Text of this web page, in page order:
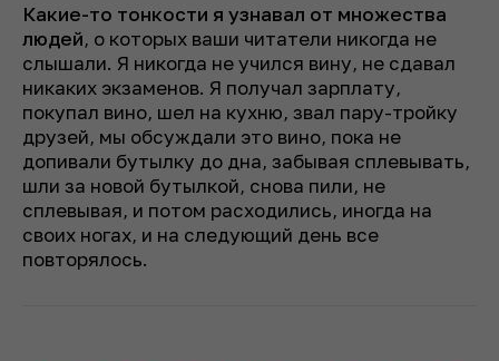
Какие-то тонкости я узнавал от множества
людей, о которых ваши читатели никогда не
слышали. Я никогда не учился вину, не сдавал
никаких экзаменов. Я получал зарплату,
покупал вино, шел на кухню, звал пару-тройку
друзей, мы обсуждали это вино, пока не
допивали бутылку до дна, забывая сплевывать,
шли за новой бутылкой, снова пили, не
сплевывая, и потом расходились, иногда на
своих ногах, и на следующий день все
повторялось.